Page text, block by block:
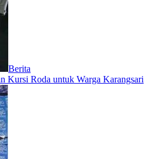
Berita
Kursi Roda untuk Warga Karangsari